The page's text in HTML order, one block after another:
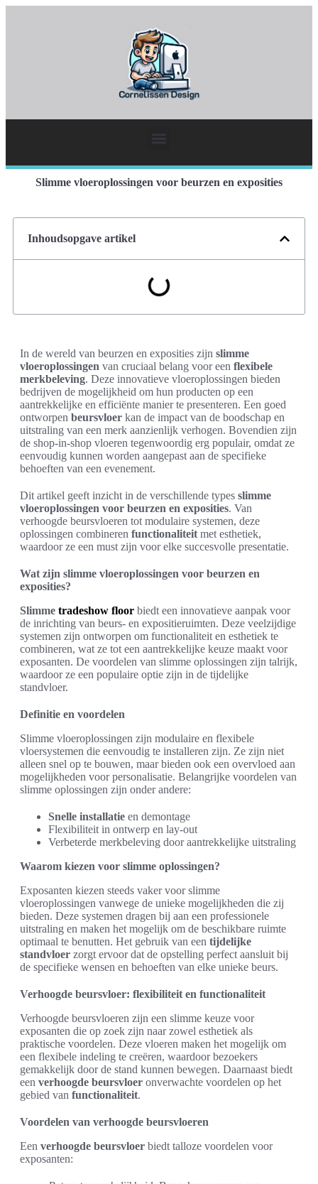
Slimme vloeroplossingen voor beurzen en exposities
Inhoudsopgave artikel
In de wereld van beurzen en exposities zijn slimme
vloeroplossingen van cruciaal belang voor een flexibele
merkbeleving. Deze innovatieve vloeroplossingen bieden
bedrijven de mogelijkheid om hun producten op een
aantrekkelijke en efficiënte manier te presenteren. Een goed
ontworpen beursvloer kan de impact van de boodschap en
uitstraling van een merk aanzienlijk verhogen. Bovendien zijn
de shop-in-shop vloeren tegenwoordig erg populair, omdat ze
eenvoudig kunnen worden aangepast aan de specifieke
behoeften van een evenement.
Dit artikel geeft inzicht in de verschillende types slimme
vloeroplossingen voor beurzen en exposities. Van
verhoogde beursvloeren tot modulaire systemen, deze
oplossingen combineren functionaliteit met esthetiek,
waardoor ze een must zijn voor elke succesvolle presentatie.
Wat zijn slimme vloeroplossingen voor beurzen en
exposities?
Slimme tradeshow floor biedt een innovatieve aanpak voor
de inrichting van beurs- en expositieruimten. Deze veelzijdige
systemen zijn ontworpen om functionaliteit en esthetiek te
combineren, wat ze tot een aantrekkelijke keuze maakt voor
exposanten. De voordelen van slimme oplossingen zijn talrijk,
waardoor ze een populaire optie zijn in de tijdelijke
standvloer.
Definitie en voordelen
Slimme vloeroplossingen zijn modulaire en flexibele
vloersystemen die eenvoudig te installeren zijn. Ze zijn niet
alleen snel op te bouwen, maar bieden ook een overvloed aan
mogelijkheden voor personalisatie. Belangrijke voordelen van
slimme oplossingen zijn onder andere:
Snelle installatie en demontage
Flexibiliteit in ontwerp en lay-out
Verbeterde merkbeleving door aantrekkelijke uitstraling
Waarom kiezen voor slimme oplossingen?
Exposanten kiezen steeds vaker voor slimme
vloeroplossingen vanwege de unieke mogelijkheden die zij
bieden. Deze systemen dragen bij aan een professionele
uitstraling en maken het mogelijk om de beschikbare ruimte
optimaal te benutten. Het gebruik van een tijdelijke
standvloer zorgt ervoor dat de opstelling perfect aansluit bij
de specifieke wensen en behoeften van elke unieke beurs.
Verhoogde beursvloer: flexibiliteit en functionaliteit
Verhoogde beursvloeren zijn een slimme keuze voor
exposanten die op zoek zijn naar zowel esthetiek als
praktische voordelen. Deze vloeren maken het mogelijk om
een flexibele indeling te creëren, waardoor bezoekers
gemakkelijk door de stand kunnen bewegen. Daarnaast biedt
een verhoogde beursvloer onverwachte voordelen op het
gebied van functionaliteit.
Voordelen van verhoogde beursvloeren
Een verhoogde beursvloer biedt talloze voordelen voor
exposanten: